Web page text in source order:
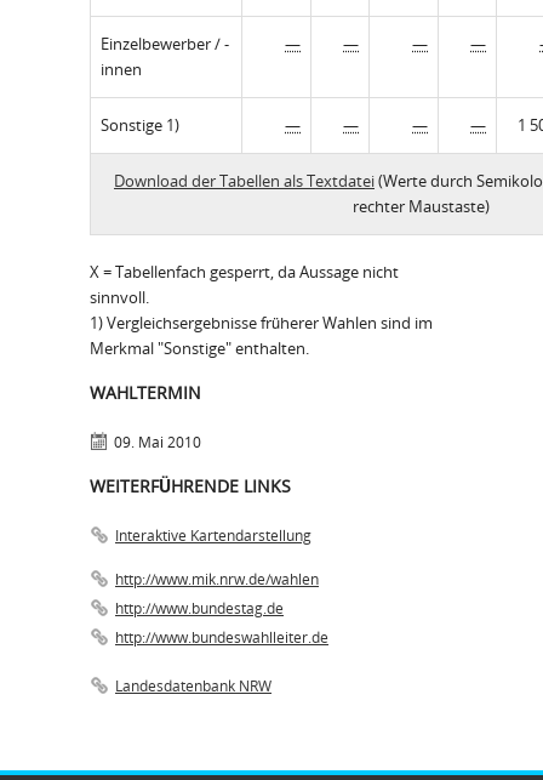
Einzelbewerber / -
innen
— — — —
Sonstige 1) — — — — 1
Download der Tabellen als Textdatei(Werte durch
rechter Maustaste)
X = Tabellenfach gesperrt, da Aussage nicht
sinnvoll.
1) Vergleichsergebnisse früherer Wahlen sind im
Merkmal "Sonstige" enthalten.
WAHLTERMIN
09. Mai 2010
WEITERFÜHRENDE LINKS
Interaktive Kartendarstellung
http://www.mik.nrw.de/wahlen
http://www.bundestag.de
http://www.bundeswahlleiter.de
Landesdatenbank NRW